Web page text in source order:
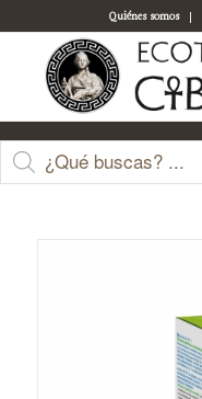
Quiénes somos
Tienda